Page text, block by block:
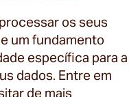
os seus
um fundamento
específica para a
dados. Entre em
de mais